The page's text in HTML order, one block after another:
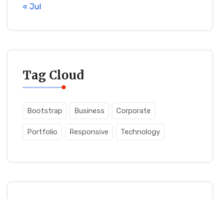
« Jul
Tag Cloud
Bootstrap Business Corporate
Portfolio Responsive Technology